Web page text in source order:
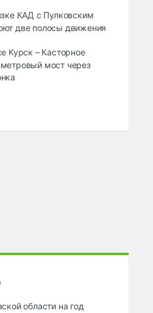
КАД с Пулковским
две полосы движения
Курск – Касторное
мост через
области на год